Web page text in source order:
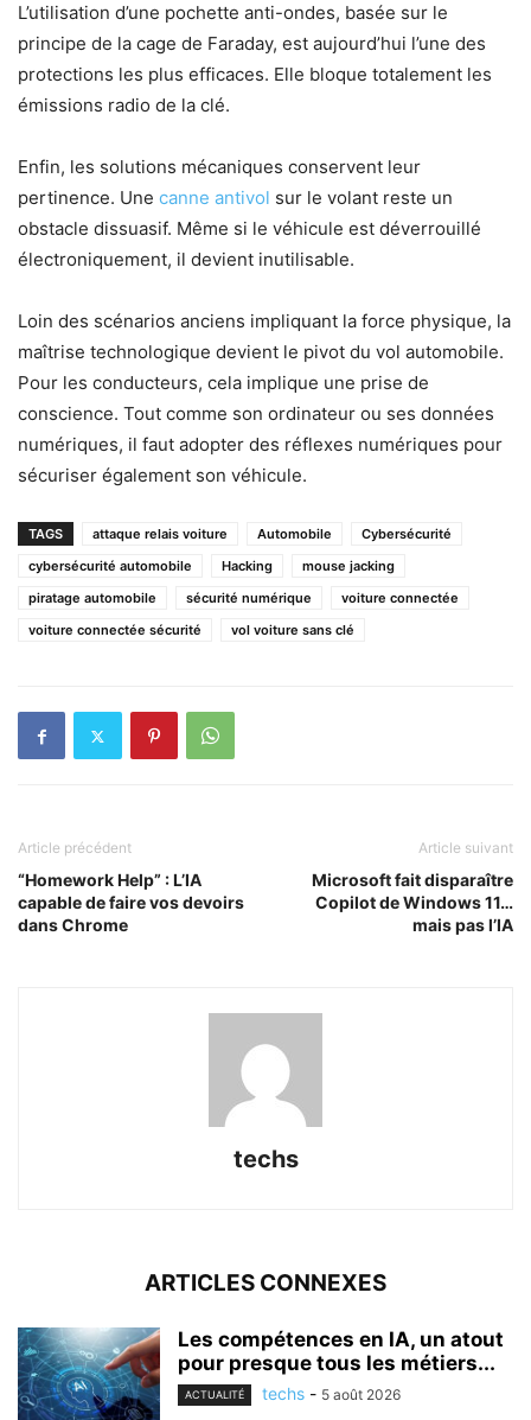
L’utilisation d’une pochette anti-ondes, basée sur le
principe de la cage de Faraday, est aujourd’hui l’une des
protections les plus efficaces. Elle bloque totalement les
émissions radio de la clé.
Enfin, les solutions mécaniques conservent leur
pertinence. Une canne antivol sur le volant reste un
obstacle dissuasif. Même si le véhicule est déverrouillé
électroniquement, il devient inutilisable.
Loin des scénarios anciens impliquant la force physique, la
maîtrise technologique devient le pivot du vol automobile.
Pour les conducteurs, cela implique une prise de
conscience. Tout comme son ordinateur ou ses données
numériques, il faut adopter des réflexes numériques pour
sécuriser également son véhicule.
TAGS attaque relais voiture Automobile
Cybersécurité
cybersécurité automobile
Hacking
mouse jacking
piratage automobile
sécurité numérique
voiture connectée
voiture connectée sécurité
vol voiture sans clé
Article précédent
“Homework Help” : L’IA
capable de faire vos devoirs
dans Chrome
Article suivant
Microsoft fait disparaître
Copilot de Windows 11…
mais pas l’IA
techs
ARTICLES CONNEXES
Les compétences en IA, un atout
pour presque tous les métiers...
ACTUALITÉ techs - 5 août 2026